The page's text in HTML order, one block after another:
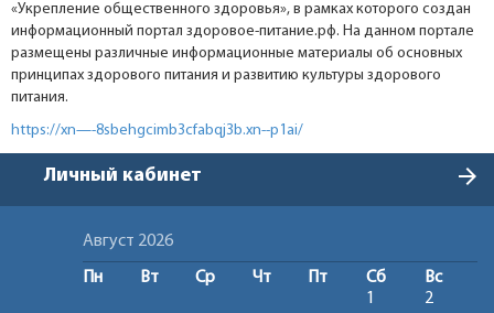
«Укрепление общественного здоровья», в рамках которого создан
информационный портал здоровое-питание.рф. На данном портале
размещены различные информационные материалы об основных
принципах здорового питания и развитию культуры здорового
питания.
https://xn—-8sbehgcimb3cfabqj3b.xn--p1ai/
Личный кабинет arrow_forward
Август 2026
Пн Вт Ср Чт Пт Сб
Вс
1
2